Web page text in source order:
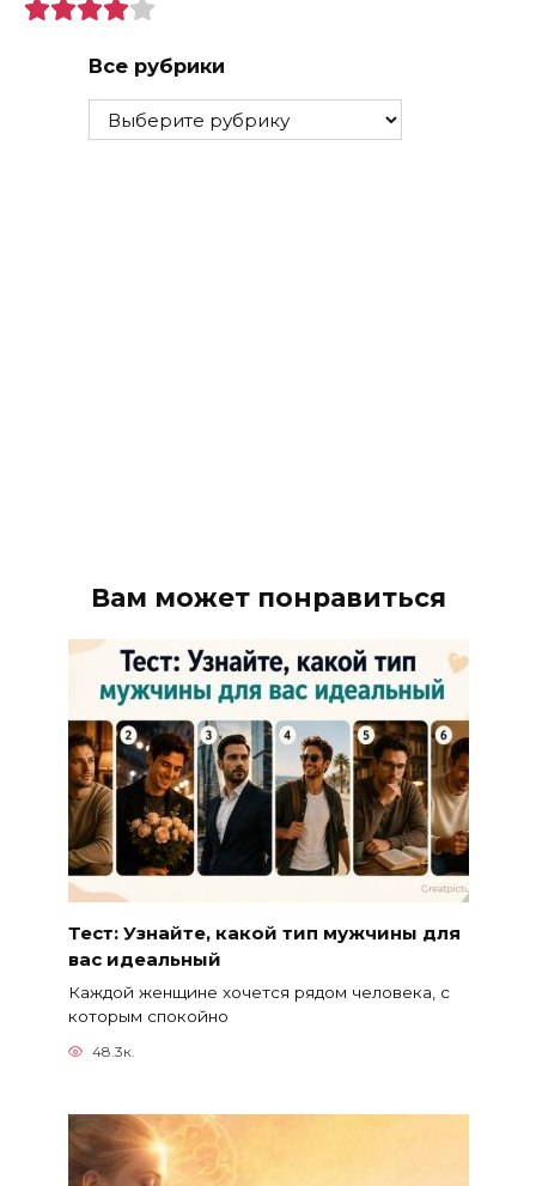
Все рубрики
Все
рубрики
Вам может понравиться
Тест: Узнайте, какой тип мужчины для
вас идеальный
Каждой женщине хочется рядом человека, с
которым спокойно
48.3к.